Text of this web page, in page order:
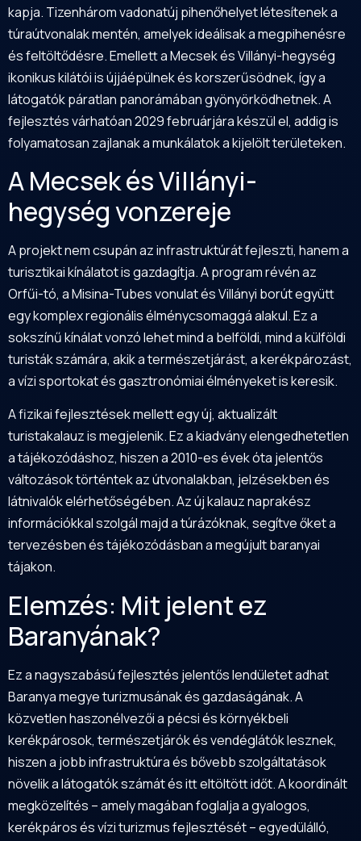
kapja. Tizenhárom vadonatúj pihenőhelyet létesítenek a
túraútvonalak mentén, amelyek ideálisak a megpihenésre
és feltöltődésre. Emellett a Mecsek és Villányi-hegység
ikonikus kilátói is újjáépülnek és korszerűsödnek, így a
látogatók páratlan panorámában gyönyörködhetnek. A
fejlesztés várhatóan 2029 februárjára készül el, addig is
folyamatosan zajlanak a munkálatok a kijelölt területeken.
A Mecsek és Villányi-
hegység vonzereje
A projekt nem csupán az infrastruktúrát fejleszti, hanem a
turisztikai kínálatot is gazdagítja. A program révén az
Orfűi-tó, a Misina-Tubes vonulat és Villányi borút együtt
egy komplex regionális élménycsomaggá alakul. Ez a
sokszínű kínálat vonzó lehet mind a belföldi, mind a külföldi
turisták számára, akik a természetjárást, a kerékpározást,
a vízi sportokat és gasztronómiai élményeket is keresik.
A fizikai fejlesztések mellett egy új, aktualizált
turistakalauz is megjelenik. Ez a kiadvány elengedhetetlen
a tájékozódáshoz, hiszen a 2010-es évek óta jelentős
változások történtek az útvonalakban, jelzésekben és
látnivalók elérhetőségében. Az új kalauz naprakész
információkkal szolgál majd a túrázóknak, segítve őket a
tervezésben és tájékozódásban a megújult baranyai
tájakon.
Elemzés: Mit jelent ez
Baranyának?
Ez a nagyszabású fejlesztés jelentős lendületet adhat
Baranyamegye turizmusának és gazdaságának. A
közvetlen haszonélvezői a pécsi és környékbeli
kerékpárosok, természetjárók és vendéglátók lesznek,
hiszen a jobb infrastruktúra és bővebb szolgáltatások
növelik a látogatók számát és itt eltöltött időt. A koordinált
megközelítés – amely magában foglalja a gyalogos,
kerékpáros és vízi turizmus fejlesztését – egyedülálló,